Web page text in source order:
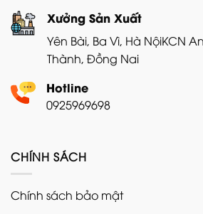
Xưởng Sản Xuất
Yên Bài, Ba Vì, Hà NộiKCN
Thành, Đồng Nai
Hotline
0925969698
CHÍNH SÁCH
Chính sách bảo mật